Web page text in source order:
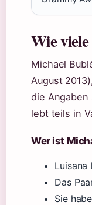
Wie
Michael
August
die Angaben
lebt teils in
Wer ist
Luisana
Das
Sie